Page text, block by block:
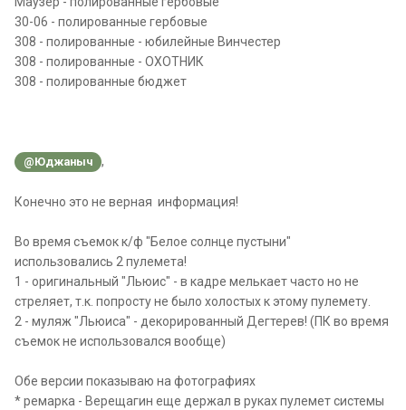
30-06 - полированные гербовые
308 - полированные - юбилейные Винчестер
308 - полированные - ОХОТНИК
308 - полированные бюджет
@Юджаныч ,
Конечно это не верная информация!
Во время съемок к/ф "Белое солнце пустыни"
использовались 2 пулемета!
1 - оригинальный "Льюис" - в кадре мелькает часто но не
стреляет, т.к. попросту не было холостых к этому пулемету.
2 - муляж "Льюиса" - декорированный Дегтерев! (ПК во время
съемок не использовался вообще)
Обе версии показываю на фотографиях
* ремарка - Верещагин еще держал в руках пулемет системы